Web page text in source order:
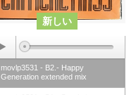
新しい
movlp3531 - B2.- Happy
Generation extended mix